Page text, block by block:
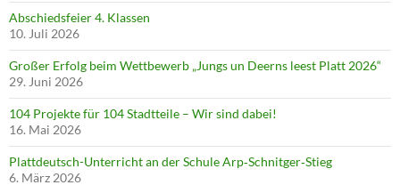
Abschiedsfeier 4. Klassen
10. Juli 2026
Großer Erfolg beim Wettbewerb „Jungs un Deerns leest Platt 2026“
29. Juni 2026
104 Projekte für 104 Stadtteile – Wir sind dabei!
16. Mai 2026
Plattdeutsch-Unterricht an der Schule Arp‑Schnitger‑Stieg
6. März 2026